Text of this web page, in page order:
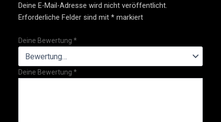
Deine E-Mail-Adresse wird nicht veröffentlicht.
Erforderliche Felder sind mit* markiert
Deine Bewertung*
Deine Bewertung*